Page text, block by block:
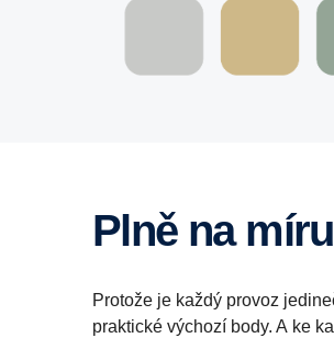
Plně na míru
Protože je každý provoz
praktické výchozí body. A ke